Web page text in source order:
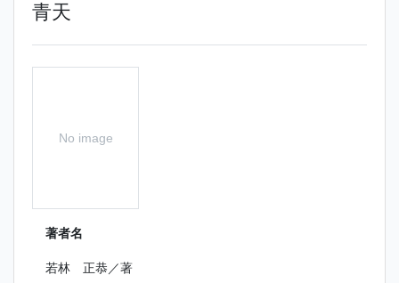
青天
No image
著者名
若林 正恭／著